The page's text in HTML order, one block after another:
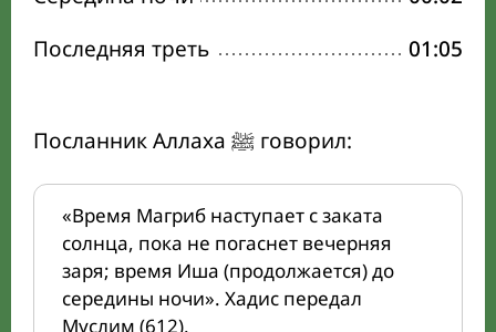
Последняя треть
01:05
Посланник Аллаха ﷺ говорил:
«Время Магриб наступает с заката
солнца, пока не погаснет вечерняя
заря; время Иша (продолжается) до
середины ночи». Хадис передал
Муслим (612).